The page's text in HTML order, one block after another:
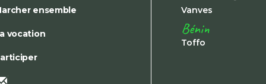
ensemble
vocation
Vanves
Bénin
Toffo